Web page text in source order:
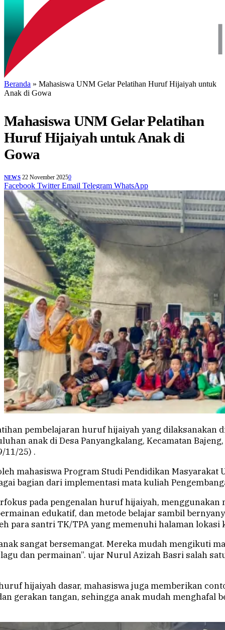
Beranda » Mahasiswa UNM Gelar Pelatihan Huruf Hijaiyah untuk
Anak di Gowa
Mahasiswa UNM Gelar Pelatihan
Huruf Hijaiyah untuk Anak di
Gowa
NEWS 22 November 20250
Facebook Twitter Email Telegram WhatsApp
pembelajaran huruf hijaiyah yang dilaksanakan
anak di Desa Panyangkalang, Kecamatan
11/25) .
mahasiswa Program Studi Pendidikan Masyarakat
bagian dari implementasi mata kuliah
pada pengenalan huruf hijaiyah, menggunakan
edukatif, dan metode belajar sambil
para santri TK/TPA yang memenuhi halaman lokasi
sangat bersemangat. Mereka mudah mengikuti
dan permainan”. ujar Nurul Azizah Basri salah
hijaiyah dasar, mahasiswa juga memberikan
gerakan tangan, sehingga anak mudah menghafal